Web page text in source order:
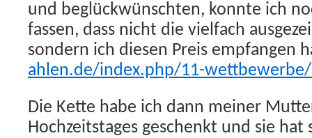
und beglückwünschten, konnte ich
fassen, dass nicht die vielfach
sondern ich diesen Preis empfangen
ahlen.de/index.php/11-
Die Kette habe ich dann meiner
Hochzeitstages geschenkt und sie hat